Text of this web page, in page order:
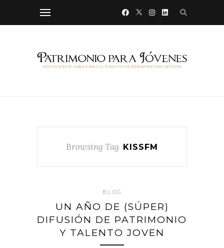
Browsing Tag KISSFM
BLOG
UN AÑO DE (SÚPER)
DIFUSIÓN DE PATRIMONIO
Y TALENTO JOVEN